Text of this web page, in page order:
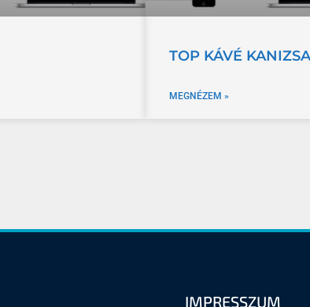
TOP KÁVÉ
MEGNÉZEM »
IMPRESSZUM